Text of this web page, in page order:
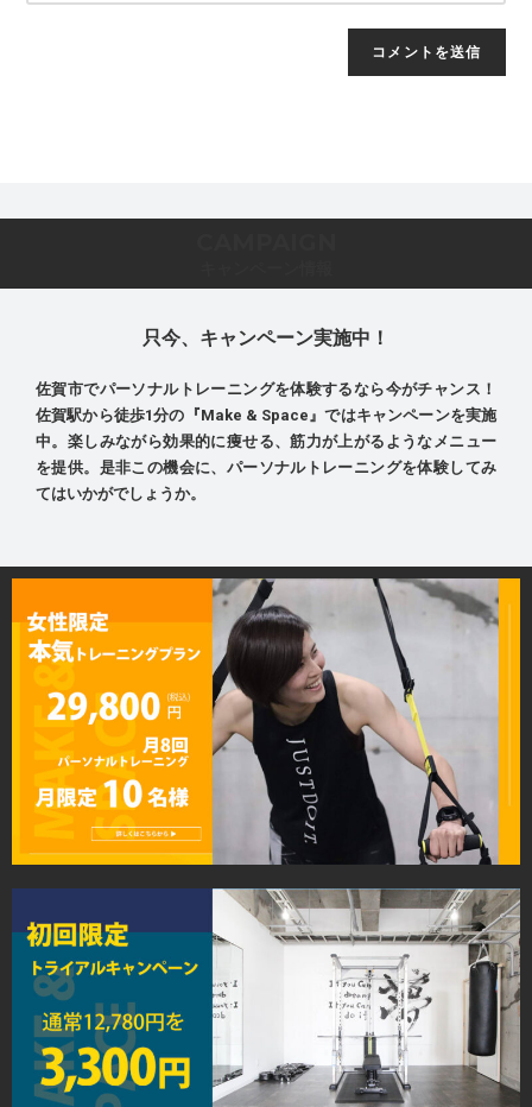
只今、キャンペーン実施中！
佐賀市でパーソナルトレーニングを体験するなら今がチャンス！
佐賀駅から徒歩1分の『Make & Space』ではキャンペーンを実施
中。楽しみながら効果的に痩せる、筋力が上がるようなメニュー
を提供。是非この機会に、パーソナルトレーニングを体験してみ
てはいかがでしょうか。